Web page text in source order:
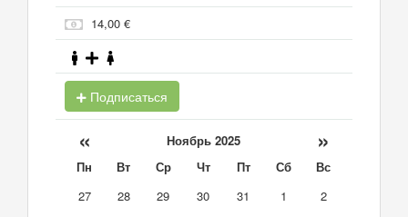
14,00 €
Подписаться
« Ноябрь 2025 »
Пн Вт Ср Чт Пт Сб
Вс
27
28 29 30 31 1
2